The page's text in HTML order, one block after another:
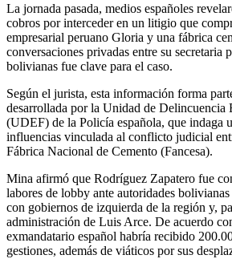
La jornada pasada, medios españoles
cobros por interceder en un litigio que
empresarial peruano Gloria y una fábrica
conversaciones privadas entre su secretaria
bolivianas fue clave para el caso.
Según el jurista, esta información forma
desarrollada por la Unidad de Delincuencia
(UDEF) de la Policía española, que indaga
influencias vinculada al conflicto judicial
Fábrica Nacional de Cemento (Fancesa).
Mina afirmó que Rodríguez Zapatero fue
labores de lobby ante autoridades
con gobiernos de izquierda de la región y,
administración de Luis Arce. De acuerdo
exmandatario español habría recibido
gestiones, además de viáticos por sus